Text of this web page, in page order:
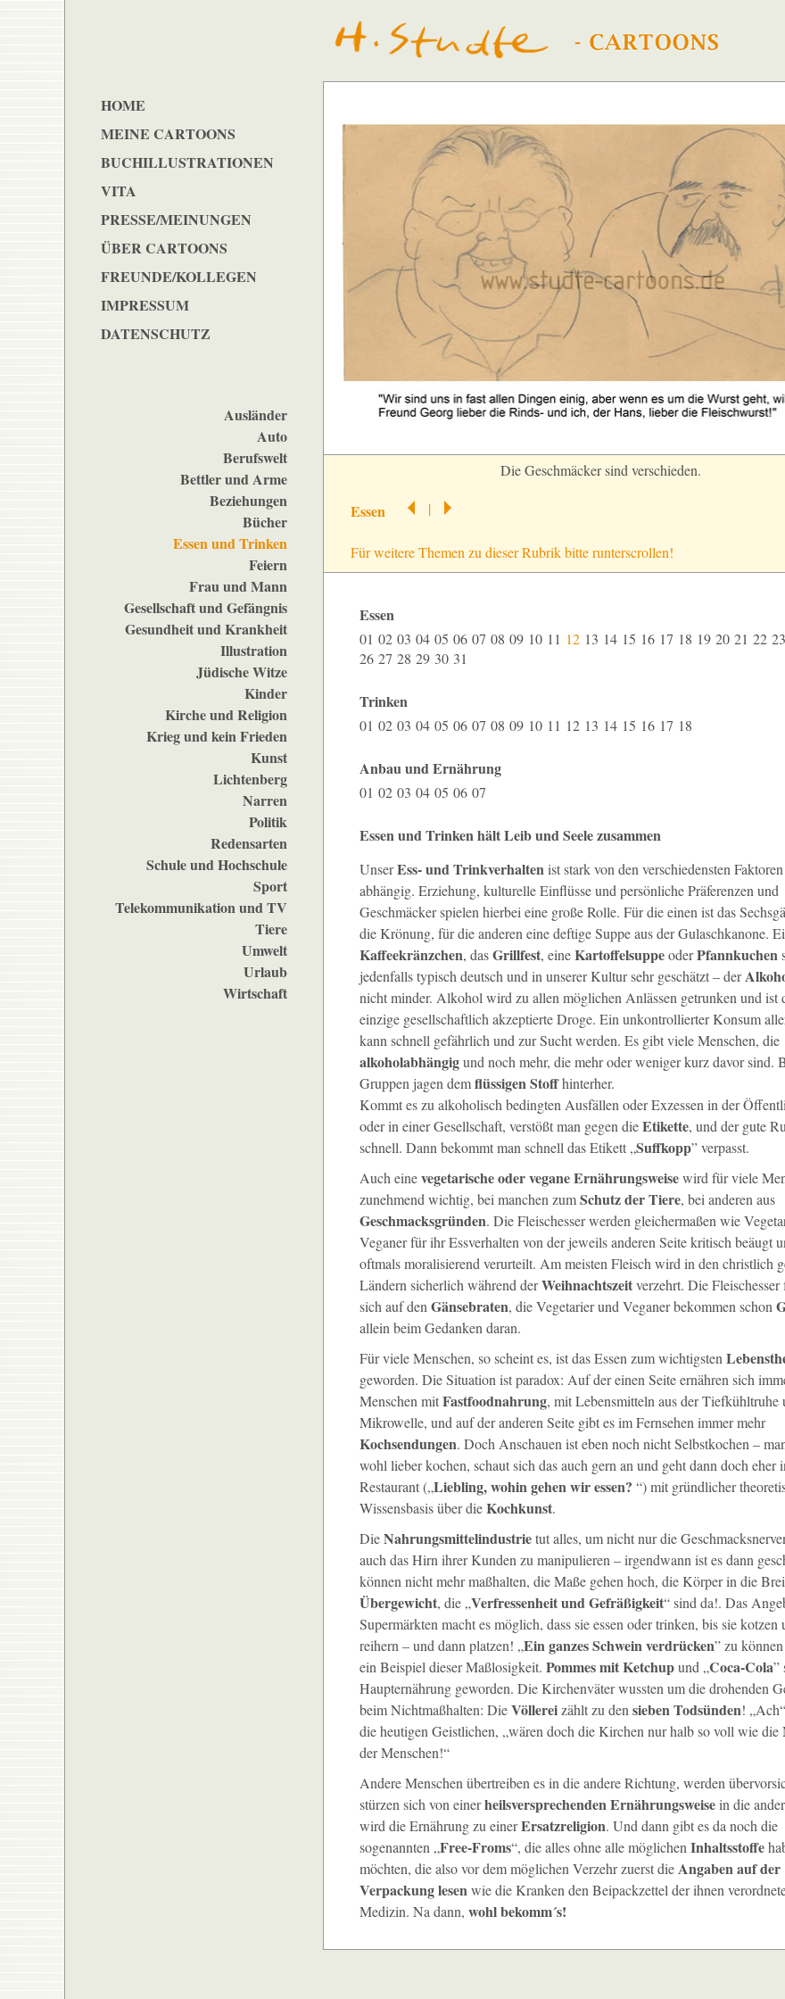
HOME
MEINE CARTOONS
BUCHILLUSTRATIONEN
VITA
PRESSE/MEINUNGEN
ÜBER CARTOONS
FREUNDE/KOLLEGEN
IMPRESSUM
DATENSCHUTZ
Ausländer
Auto
Berufswelt
Bettler und Arme
Beziehungen
Bücher
Essen und Trinken
Feiern
Frau und Mann
Gesellschaft und Gefängnis
Gesundheit und Krankheit
Illustration
Jüdische Witze
Kinder
Kirche und Religion
Krieg und kein Frieden
Kunst
Lichtenberg
Narren
Politik
Redensarten
Schule und Hochschule
Sport
Telekommunikation und TV
Tiere
Umwelt
Urlaub
Wirtschaft
Die Geschmäcker sind verschieden.
Essen |
Für weitere Themen zu dieser Rubrik bitte runterscrollen!
Essen
01 02 03 04 05 06 07 08 09 10 11 12 13 14 15 16 17 18 19 20 21 22 23
26 27 28 29 30 31
Trinken
01 02 03 04 05 06 07 08 09 10 11 12 13 14 15 16 17 18
Anbau und Ernährung
01 02 03 04 05 06 07
Essen und Trinken hält Leib und Seele zusammen
UnserEss- und Trinkverhaltenist stark von den verschiedensten Faktoren
abhängig. Erziehung, kulturelle Einflüsse und persönliche Präferenzen und
Geschmäcker spielen hierbei eine große Rolle. Für die einen ist das
die Krönung, für die anderen eine deftige Suppe aus der Gulaschkanone.
Kaffeekränzchen, dasGrillfest, eineKartoffelsuppeoderPfannkuchen
jedenfalls typisch deutsch und in unserer Kultur sehr geschätzt – der
nicht minder. Alkohol wird zu allen möglichen Anlässen getrunken und ist
einzige gesellschaftlich akzeptierte Droge. Ein unkontrollierter Konsum
kann schnell gefährlich und zur Sucht werden. Es gibt viele Menschen, die
alkoholabhängigund noch mehr, die mehr oder weniger kurz davor sind.
Gruppen jagen demflüssigen Stoffhinterher.
Kommt es zu alkoholisch bedingten Ausfällen oder Exzessen in der
oder in einer Gesellschaft, verstößt man gegen dieEtikette, und der gute
schnell. Dann bekommt man schnell das Etikett „Suffkopp” verpasst.
Auch einevegetarische oder vegane Ernährungsweisewird für viele
zunehmend wichtig, bei manchen zumSchutz der Tiere, bei anderen aus
Geschmacksgründen. Die Fleischesser werden gleichermaßen wie
Veganer für ihr Essverhalten von der jeweils anderen Seite kritisch beäugt
oftmals moralisierend verurteilt. Am meisten Fleisch wird in den christlich
Ländern sicherlich während derWeihnachtszeitverzehrt. Die Fleischesser
sich auf den Gänsebraten, die Vegetarier und Veganer bekommen schon
allein beim Gedanken daran.
Für viele Menschen, so scheint es, ist das Essen zum wichtigsten
geworden. Die Situation ist paradox: Auf der einen Seite ernähren sich
Menschen mitFastfoodnahrung, mit Lebensmitteln aus der Tiefkühltruhe
Mikrowelle, und auf der anderen Seite gibt es im Fernsehen immer mehr
Kochsendungen. Doch Anschauen ist eben noch nicht Selbstkochen –
wohl lieber kochen, schaut sich das auch gern an und geht dann doch eher
Restaurant („Liebling, wohin gehen wir essen? “) mit gründlicher
Wissensbasis über dieKochkunst.
DieNahrungsmittelindustrietut alles, um nicht nur die
auch das Hirn ihrer Kunden zu manipulieren – irgendwann ist es dann
können nicht mehr maßhalten, die Maße gehen hoch, die Körper in die
Übergewicht, die „Verfressenheit und Gefräßigkeit“ sind da!. Das
Supermärkten macht es möglich, dass sie essen oder trinken, bis sie kotzen
reihern – und dann platzen! „Ein ganzes Schwein verdrücken” zu
ein Beispiel dieser Maßlosigkeit. Pommes mit Ketchupund „Coca-Cola”
Haupternährung geworden. Die Kirchenväter wussten um die drohenden
beim Nichtmaßhalten: DieVöllereizählt zu den sieben Todsünden!
die heutigen Geistlichen, „wären doch die Kirchen nur halb so voll wie die
der Menschen!“
Andere Menschen übertreiben es in die andere Richtung, werden
stürzen sich von einerheilsversprechenden Ernährungsweisein die
wird die Ernährung zu einerErsatzreligion. Und dann gibt es da noch die
sogenannten „Free-Froms“, die alles ohne alle möglichen Inhaltsstoffe
möchten, die also vor dem möglichen Verzehr zuerst dieAngaben auf der
Verpackung lesenwie die Kranken den Beipackzettel der ihnen
Medizin. Na dann, wohl bekomm´s!